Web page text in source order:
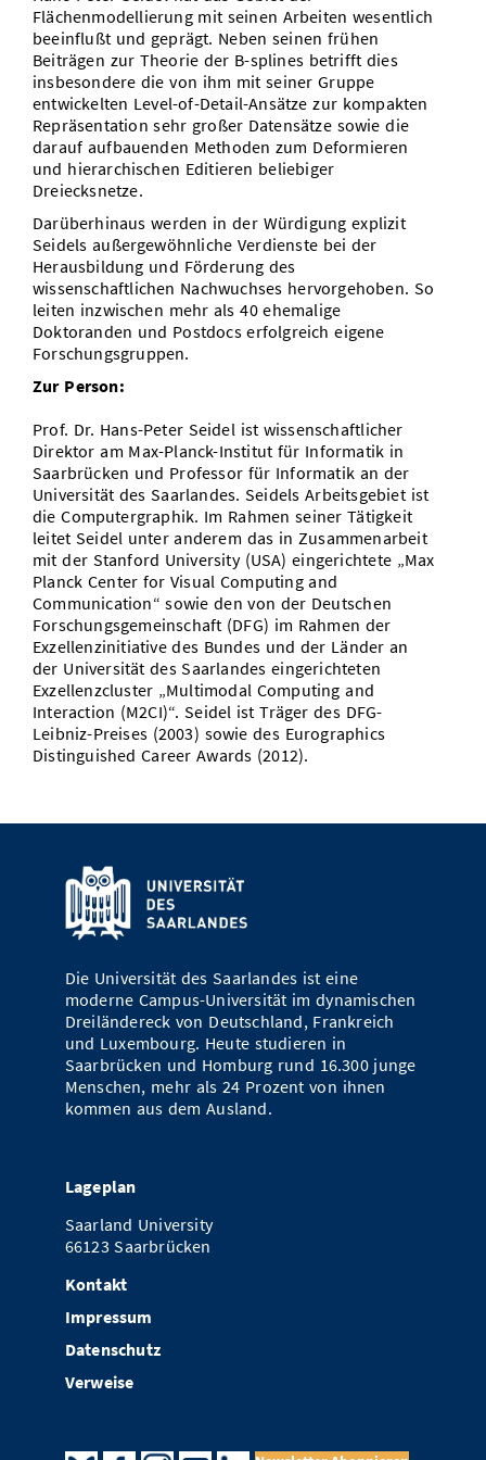
Vom Studium in den Beruf
Study Scheduler
Bibliothek
Open Science/Open Access
Start-ups
IT-Themenabend
Ranking
Zahlen & Fakten
Preise, Auszeichnungen und Förderungen
Kontakt
SIC Merchandise
SIC Podcast
Anfahrt
AnsprechpartnerInnen, Personen, Forschungsgruppen
Termine, Vorträge und Veranstaltungen
Alumni
Flächenmodellierung mit seinen Arbeiten wesentlich
beeinflußt und geprägt. Neben seinen frühen
Beiträgen zur Theorie der B-splines betrifft dies
insbesondere die von ihm mit seiner Gruppe
entwickelten Level-of-Detail-Ansätze zur kompakten
Repräsentation sehr großer Datensätze sowie die
darauf aufbauenden Methoden zum Deformieren
und hierarchischen Editieren beliebiger
Dreiecksnetze.
Darüberhinaus werden in der Würdigung explizit
Seidels außergewöhnliche Verdienste bei der
Herausbildung und Förderung des
wissenschaftlichen Nachwuchses hervorgehoben. So
leiten inzwischen mehr als 40 ehemalige
Doktoranden und Postdocs erfolgreich eigene
Forschungsgruppen.
Zur Person:
Prof. Dr. Hans-Peter Seidel ist wissenschaftlicher
Direktor am Max-Planck-Institut für Informatik in
Saarbrücken und Professor für Informatik an der
Universität des Saarlandes. Seidels Arbeitsgebiet ist
die Computergraphik. Im Rahmen seiner Tätigkeit
leitet Seidel unter anderem das in Zusammenarbeit
mit der Stanford University (USA) eingerichtete „Max
Planck Center for Visual Computing and
Communication“ sowie den von der Deutschen
Forschungsgemeinschaft (DFG) im Rahmen der
Exzellenzinitiative des Bundes und der Länder an
der Universität des Saarlandes eingerichteten
Exzellenzcluster „Multimodal Computing and
Interaction (M2CI)“. Seidel ist Träger des DFG-
Leibniz-Preises (2003) sowie des Eurographics
Distinguished Career Awards (2012).
Die Universität des Saarlandes ist eine
moderne Campus-Universität im dynamischen
Dreiländereck von Deutschland, Frankreich
und Luxembourg. Heute studieren in
Saarbrücken und Homburg rund 16.300 junge
Menschen, mehr als 24 Prozent von ihnen
kommen aus dem Ausland.
Lageplan
Saarland University
66123 Saarbrücken
Kontakt
Impressum
Datenschutz
Verweise